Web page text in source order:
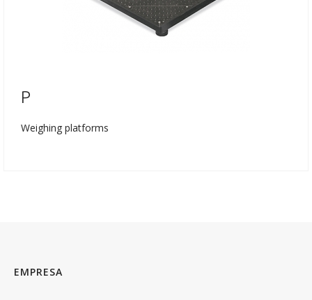
P
Weighing platforms
EMPRESA